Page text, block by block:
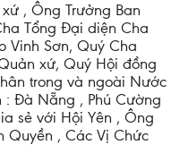
, Ông Trưởng Ban
Tổng Đại diện Cha
Vinh Sơn, Quý Cha
xứ, Quý Hội đồng
trong và ngoài Nước
: Đà Nẵng , Phú Cường
sẻ với Hội Yên , Ông
Quyền , Các Vị Chức